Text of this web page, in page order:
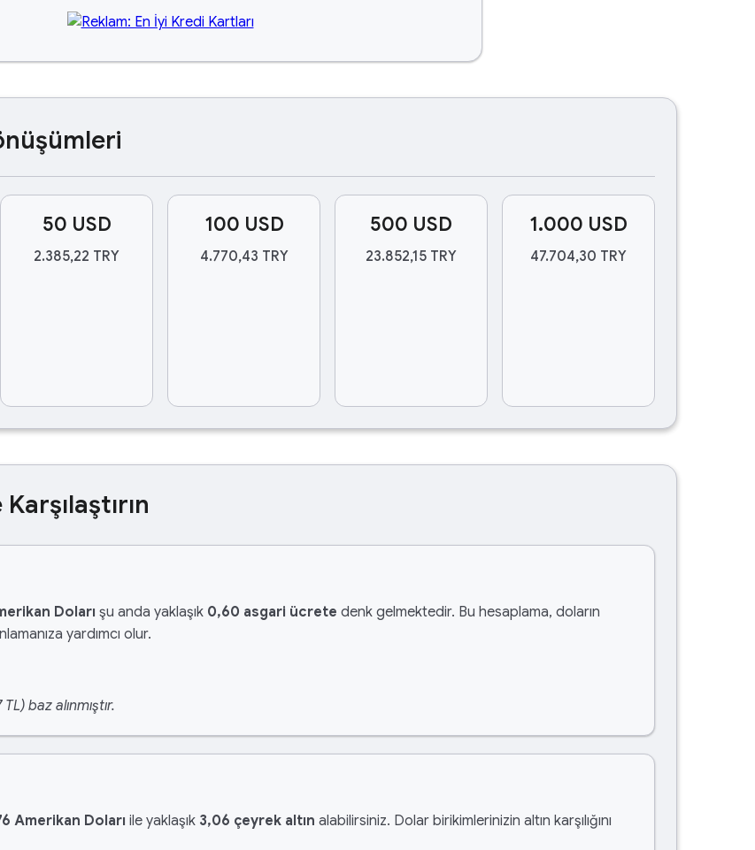
50 USD
2.385,22 TRY
100 USD
4.770,43 TRY
500 USD
23.852,15 TRY
1.000 USD
47.704,30 TRY
Doları şu anda yaklaşık 0,60 asgari ücrete denk gelmektedir. Bu hesaplama, doların
yardımcı olur.
baz alınmıştır.
Amerikan Doları ile yaklaşık 3,06 çeyrek altın alabilirsiniz. Dolar birikimlerinizin altın karşılığını